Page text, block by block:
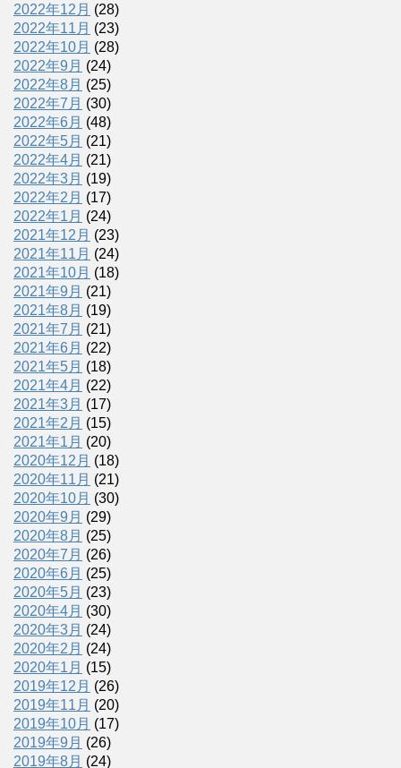
2022年12月 (28)
2022年11月 (23)
2022年10月 (28)
2022年9月 (24)
2022年8月 (25)
2022年7月 (30)
2022年6月 (48)
2022年5月 (21)
2022年4月 (21)
2022年3月 (19)
2022年2月 (17)
2022年1月 (24)
2021年12月 (23)
2021年11月 (24)
2021年10月 (18)
2021年9月 (21)
2021年8月 (19)
2021年7月 (21)
2021年6月 (22)
2021年5月 (18)
2021年4月 (22)
2021年3月 (17)
2021年2月 (15)
2021年1月 (20)
2020年12月 (18)
2020年11月 (21)
2020年10月 (30)
2020年9月 (29)
2020年8月 (25)
2020年7月 (26)
2020年6月 (25)
2020年5月 (23)
2020年4月 (30)
2020年3月 (24)
2020年2月 (24)
2020年1月 (15)
2019年12月 (26)
2019年11月 (20)
2019年10月 (17)
2019年9月 (26)
2019年8月 (24)